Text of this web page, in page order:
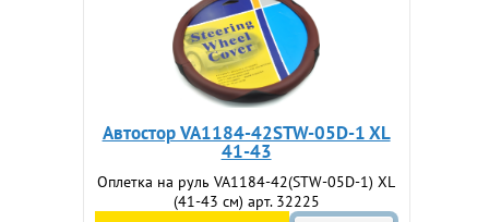
Автостор VA1184-42STW-05D-1 XL
41-43
Оплетка на руль VA1184-42(STW-05D-1) XL
(41-43 см) арт. 32225